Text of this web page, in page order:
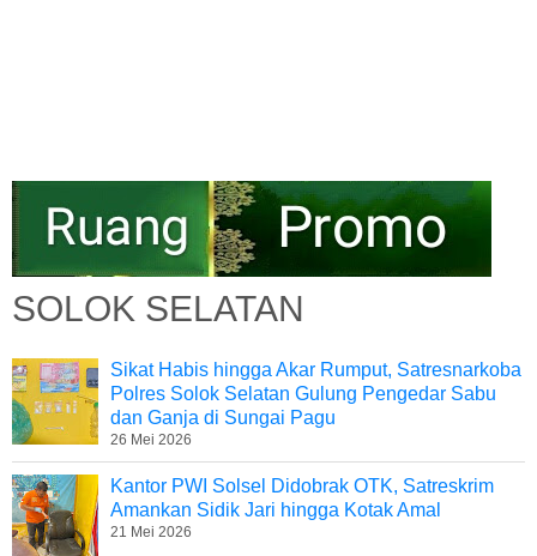
SOLOK SELATAN
Sikat Habis hingga Akar Rumput, Satresnarkoba
Polres Solok Selatan Gulung Pengedar Sabu
dan Ganja di Sungai Pagu
26 Mei 2026
Kantor PWI Solsel Didobrak OTK, Satreskrim
Amankan Sidik Jari hingga Kotak Amal
21 Mei 2026